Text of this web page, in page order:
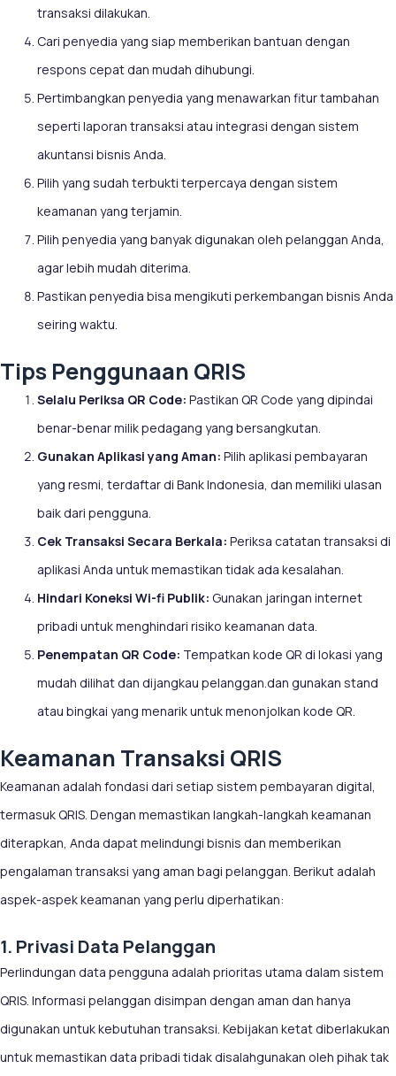
transaksi dilakukan.
Cari penyedia yang siap memberikan bantuan dengan
respons cepat dan mudah dihubungi.
Pertimbangkan penyedia yang menawarkan fitur tambahan
seperti laporan transaksi atau integrasi dengan sistem
akuntansi bisnis Anda.
Pilih yang sudah terbukti terpercaya dengan sistem
keamanan yang terjamin.
Pilih penyedia yang banyak digunakan oleh pelanggan Anda,
agar lebih mudah diterima.
Pastikan penyedia bisa mengikuti perkembangan bisnis Anda
seiring waktu.
Tips Penggunaan QRIS
Selalu Periksa QR Code: Pastikan QR Code yang dipindai
benar-benar milik pedagang yang bersangkutan.
Gunakan Aplikasi yang Aman: Pilih aplikasi pembayaran
yang resmi, terdaftar di Bank Indonesia, dan memiliki ulasan
baik dari pengguna.
Cek Transaksi Secara Berkala: Periksa catatan transaksi di
aplikasi Anda untuk memastikan tidak ada kesalahan.
Hindari Koneksi Wi-fi Publik: Gunakan jaringan internet
pribadi untuk menghindari risiko keamanan data.
Penempatan QR Code: Tempatkan kode QR di lokasi yang
mudah dilihat dan dijangkau pelanggan.dan gunakan stand
atau bingkai yang menarik untuk menonjolkan kode QR.
Keamanan Transaksi QRIS
Keamanan adalah fondasi dari setiap sistem pembayaran digital,
termasuk QRIS. Dengan memastikan langkah-langkah keamanan
diterapkan, Anda dapat melindungi bisnis dan memberikan
pengalaman transaksi yang aman bagi pelanggan. Berikut adalah
aspek-aspek keamanan yang perlu diperhatikan:
1. Privasi Data Pelanggan
Perlindungan data pengguna adalah prioritas utama dalam sistem
QRIS. Informasi pelanggan disimpan dengan aman dan hanya
digunakan untuk kebutuhan transaksi. Kebijakan ketat diberlakukan
untuk memastikan data pribadi tidak disalahgunakan oleh pihak tak